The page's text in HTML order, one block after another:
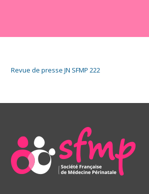
Revue de presse JN SFMP 222